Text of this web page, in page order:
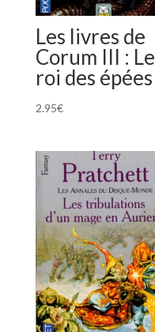
Les livres de
Corum III : Le
roi des épées
2.95€